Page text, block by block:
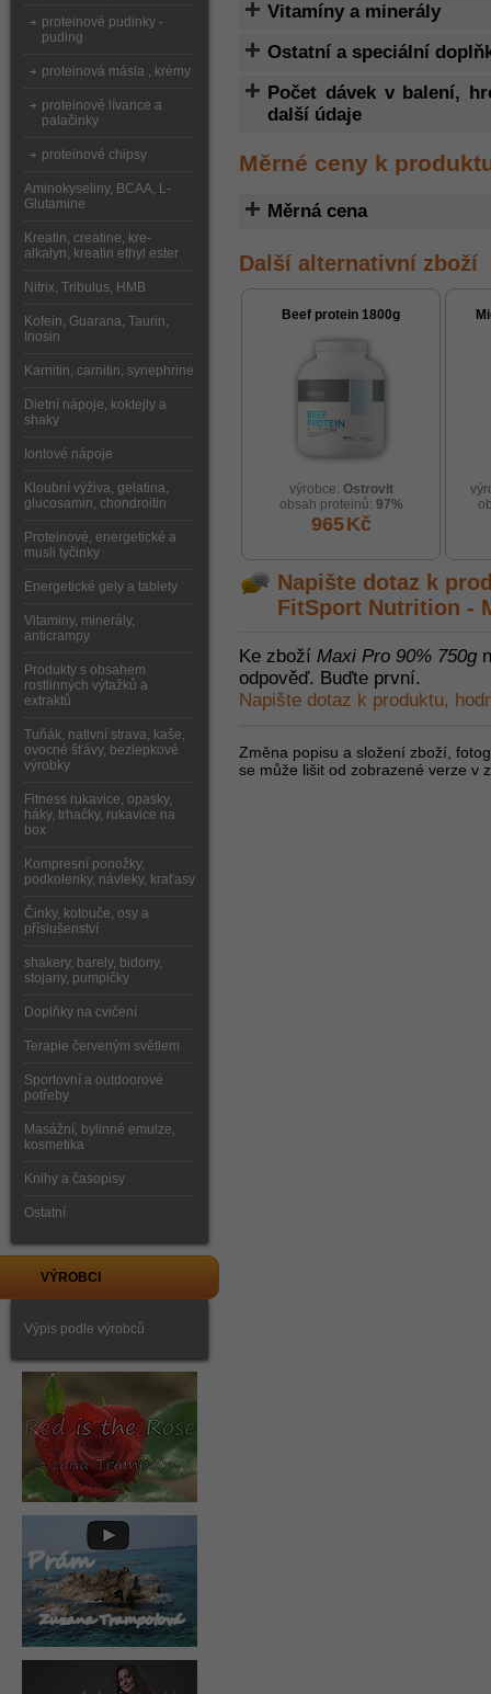
Vitamíny a minerály
Ostatní a speciální
Počet dávek v balení,
další údaje
Měrné ceny k
Měrná cena
Další alternativní zboží
Beef protein 1800g
výrobce: Ostrovit
obsah proteinů: 97%
965Kč
Napište dotaz k
FitSport Nutrition -
Ke zboží Maxi Pro 90% 750g
odpověď. Buďte první.
Napište dotaz k produktu,
Změna popisu a složení zboží,
se může lišit od zobrazené verze v
proteinové pudinky -
puding
proteinová másla , krémy
proteinové lívance a
palačinky
proteinové chipsy
Aminokyseliny, BCAA, L-
Glutamine
Kreatin, creatine, kre-
alkalyn, kreatin ethyl ester
Nitrix, Tribulus, HMB
Kofein, Guarana, Taurin,
Inosin
Karnitin, carnitin, synephrine
Dietní nápoje, koktejly a
shaky
Iontové nápoje
Kloubní výživa, gelatina,
glucosamin, chondroitin
Proteinové, energetické a
musli tyčinky
Energetické gely a tablety
Vitaminy, minerály,
anticrampy
Produkty s obsahem
rostlinných výtažků a
extraktů
Tuňák, nativní strava, kaše,
ovocné šťávy, bezlepkové
výrobky
Fitness rukavice, opasky,
háky, trhačky, rukavice na
box
Kompresní ponožky,
podkolenky, návleky, kraťasy
Činky, kotouče, osy a
příslušenství
shakery, barely, bidony,
stojany, pumpičky
Doplňky na cvičení
Terapie červeným světlem
Sportovní a outdoorové
potřeby
Masážní, bylinné emulze,
kosmetika
Knihy a časopisy
Ostatní
VÝROBCI
Výpis podle výrobců